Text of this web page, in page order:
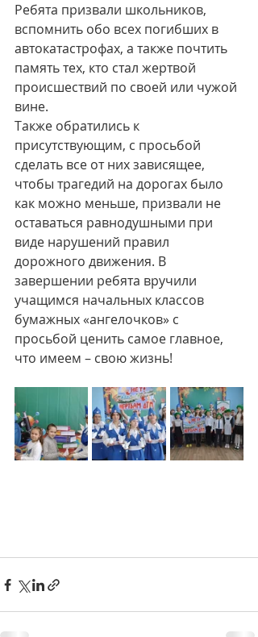
Ребята призвали школьников,
вспомнить обо всех погибших в
автокатастрофах, а также почтить
память тех, кто стал жертвой
происшествий по своей или чужой
вине.
Также обратились к
присутствующим, с просьбой
сделать все от них зависящее,
чтобы трагедий на дорогах было
как можно меньше, призвали не
оставаться равнодушными при
виде нарушений правил
дорожного движения. В
завершении ребята вручили
учащимся начальных классов
бумажных «ангелочков» с
просьбой ценить самое главное,
что имеем – свою жизнь!